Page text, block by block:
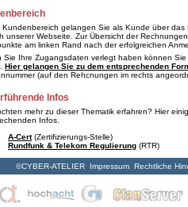
Kundenbereich gelangen Sie als Kunde über das
unserer Webseite. Zur Übersicht der
am linken Rand nach der erfolgreichen
Sie Ihre Zugangsdaten verlegt haben können
Hier gelangen Sie zu dem entsprechenden
(auf den Rehcnungen im rechts
Infos
mehr zu dieser Thematik erfahren? Hier
Infos.
A-Cert(Zertifizierungs-Stelle)
Rundfunk & Telekom Regulierung (RTR)
©CYBER-ATELIER Impressum Rechtliche